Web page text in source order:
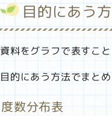
目的にあう
資料をグラフで表すこ
目的にあう方法でまと
度数分布表